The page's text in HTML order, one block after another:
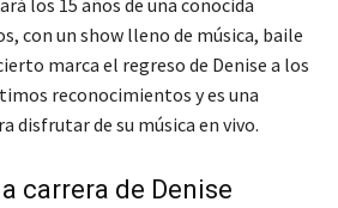
con un show lleno de música, baile
marca el regreso de Denise a los
reconocimientos y es una
disfrutar de su música en vivo.
carrera de Denise